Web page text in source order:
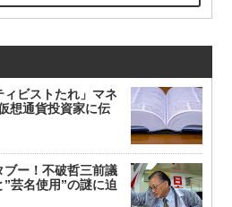
ィビストたれ」マネ
想通貨投資家に伝
ブー！不破哲三前議
芸名使用”の謎に迫